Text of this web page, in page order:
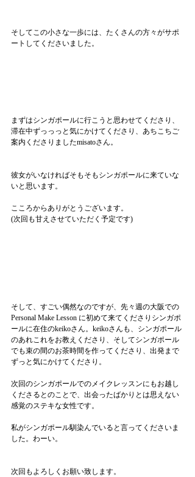
そしてこの小さな一歩には、たくさんの方々がサポ
ートしてくださいました。
まずはシンガポールに行こうと思わせてくださり、
滞在中ずっっっと気にかけてくださり、あちこちご
案内くださりましたmisatoさん。
彼女がいなければそもそもシンガポールに来ていな
いと思います。
こころからありがとうございます。
(次回も甘えさせていただく予定です)
そして、すごい偶然なのですが、先々週の大阪での
Personal Make Lesson に初めて来てくださりシンガポ
ールに在住のkeikoさん。keikoさんも、シンガポール
のあれこれをお教えくださり、そしてシンガポール
でも束の間のお茶時間を作ってくださり、出発まで
ずっと気にかけてくださり。
次回のシンガポールでのメイクレッスンにもお越し
くださるとのことで、出会ったばかりとは思えない
感覚のステキな女性です。
私がシンガポール馴染んでいると言ってくださいま
した。わーい。
次回もよろしくお願い致します。